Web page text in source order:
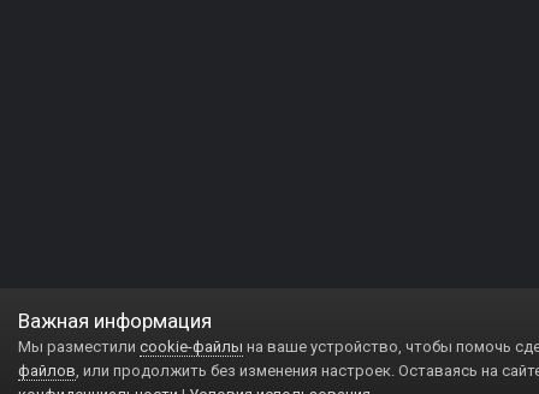
Важная информация
Мы разместили cookie-файлы на ваше устройство, чтобы помочь
файлов, или продолжить без изменения настроек. Оставаясь на